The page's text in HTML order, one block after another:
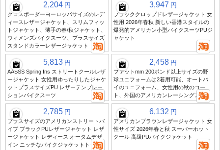
2,204 円
クロスボーダーヨーロッパサイズのレデ
ィースレザージャケット、スリムフィッ
トジャケット、薄手の春/秋ジャケット、
ウィメンズバイクスーツ、プラスサイズ
スタンドカラーレザージャケット
3,947 円
ブラッククロップドレザージャケット 女
性用 2026年春秋 新しい香港スタイルの
爆発的アメリカン小型バイクスーツPUジ
ャケット
5,813 円
AASSS Spring Ins ストリートクールレザ
ージャケット 女性用ゆったりしたジャケ
ットプラスサイズPU レザーテンプレー
ションバイクスーツ
2,458 円
ファットmm 200ポンド以上サイズの野
球ユニフォームは2着用可能、オートバ
イのユニフォーム、女性用の秋のコー
ト、外国のアメリカンレーシングスーツ
2,785 円
プラスサイズのアメリカンストリートバ
イブ ブラックPUレザージャケット レザ
ージャケット レディース オータムデザ
イン ニッチなバイクジャケットトップ
6,132 円
アメリカンブラウンレザージャケット 女
性サイズ 2026年春と秋 スーパーホット
クール 高級PUバイクジャケット